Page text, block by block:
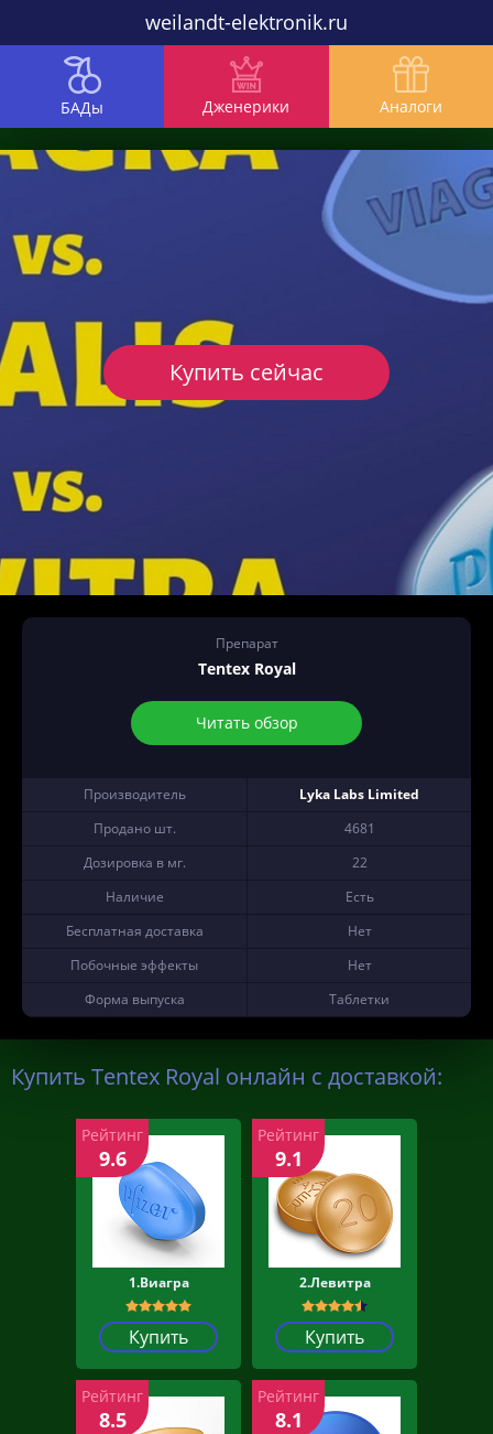
weilandt-elektronik.ru
БАДы Дженерики Аналоги
Препарат
Tentex Royal
Читать обзор
Производитель
Lyka Labs Limited
Продано шт.
4681
Дозировка в мг.
22
Наличие
Есть
Бесплатная доставка
Нет
Побочные эффекты
Нет
Форма выпуска
Таблетки
Купить сейчас
Купить Tentex Royal онлайн с доставкой:
1.Виагра
Купить
Рейтинг
9.6
2.Левитра
Купить
Рейтинг
9.1
Рейтинг
8.5
Рейтинг
8.1